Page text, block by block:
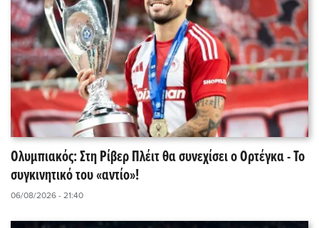
Ολυμπιακός: Στη Ρίβερ Πλέιτ θα συνεχίσει ο Ορτέγκα - Το
συγκινητικό του «αντίο»!
06/08/2026 - 21:40